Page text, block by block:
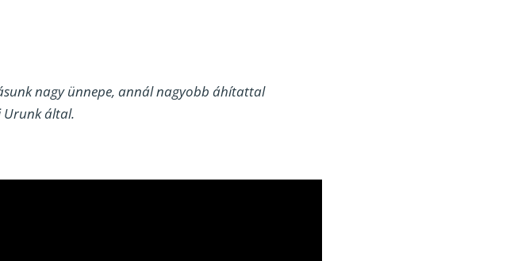
nagy ünnepe, annál nagyobb áhítattal
Urunk által.